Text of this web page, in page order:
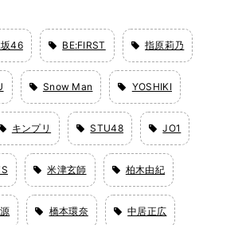
46 BE:FIRST 指原莉乃
Snow Man YOSHIKI
キンプリ STU48 JO1
米津玄師 柏木由紀
橋本環奈 中居正広